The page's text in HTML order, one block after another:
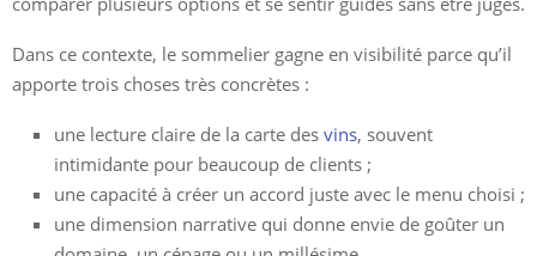
Dans ce contexte, le sommelier gagne en visibilité parce qu’il
apporte trois choses très concrètes :
une lecture claire de la carte des vins, souvent
intimidante pour beaucoup de clients ;
une capacité à créer un accord juste avec le menu choisi ;
une dimension narrative qui donne envie de goûter un